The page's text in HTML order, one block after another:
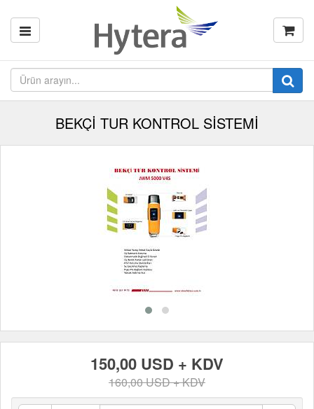
BEKÇİ TUR KONTROL SİSTEMİ
150,00 USD + KDV
160,00 USD + KDV